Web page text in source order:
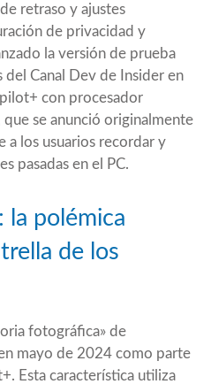
retraso y ajustes
de privacidad y
la versión de prueba
del Canal Dev de Insider en
con procesador
se anunció originalmente
a los usuarios recordar y
pasadas en el PC.
la polémica
de los
fotográfica» de
mayo de 2024 como parte
Esta característica utiliza